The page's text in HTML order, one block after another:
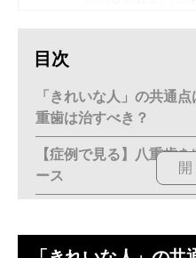
目次
「きれいな人」の共通
重歯は治すべき？
【症例で見る】八重歯
ース
開